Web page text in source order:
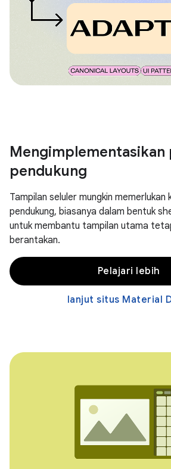
Mengimplementasikan
pendukung
Tampilan seluler mungkin
pendukung, biasanya dalam bentuk
untuk membantu tampilan utama
berantakan.
Pelajari lebih
lanjut situs Material